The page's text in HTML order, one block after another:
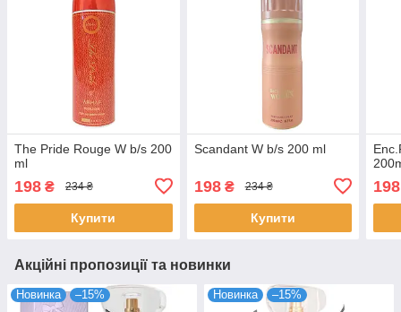
The Pride Rouge W b/s 200
ml
198 ₴ 234 ₴
Купити
Scandant W b/s 200 ml
198₴ 234 ₴
Купити
198
Акційні пропозиції та новинки
Новинка –15% Новинка –15%